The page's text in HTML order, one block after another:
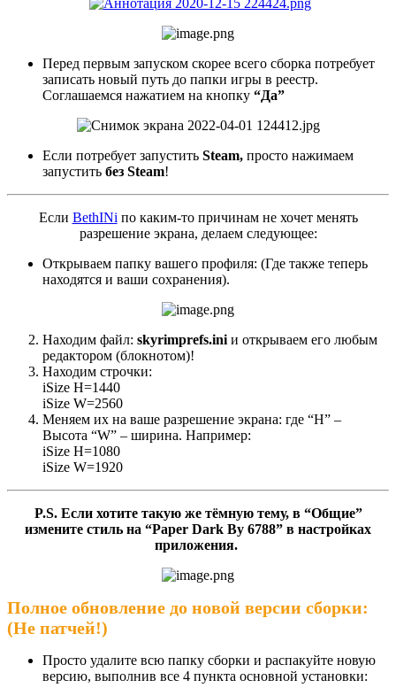
Перед первым запуском скорее всего сборка потребует
записать новый путь до папки игры в реестр.
Соглашаемся нажатием на кнопку “Да”
Если потребует запустить Steam, просто нажимаем
запустить без Steam!
Если BethINi по каким-то причинам не хочет менять
разрешение экрана, делаем следующее:
Открываем папку вашего профиля: (Где также теперь
находятся и ваши сохранения).
Находим файл: skyrimprefs.ini и открываем его любым
редактором (блокнотом)!
Находим строчки:
iSize H=1440
iSize W=2560
Меняем их на ваше разрешение экрана: где “H” –
Высота “W” – ширина. Например:
iSize H=1080
iSize W=1920
P.S. Если хотите такую же тёмную тему, в “Общие”
измените стиль на “Paper Dark By 6788” в настройках
приложения.
Полное обновление до новой версии сборки:
(Не патчей!)
Просто удалите всю папку сборки и распакуйте новую
версию, выполнив все 4 пункта основной установки: